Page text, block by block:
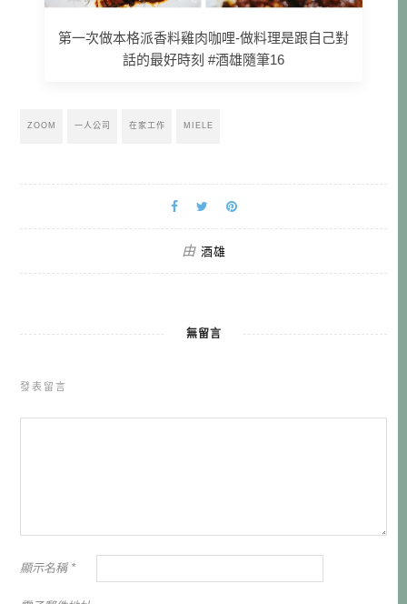
第一次做本格派香料雞肉咖哩-做料理是跟自己對
話的最好時刻 #酒雄隨筆16
ZOOM 一人公司 在家工作 MIELE
由 酒雄
無留言
發表留言
顯示名稱 *